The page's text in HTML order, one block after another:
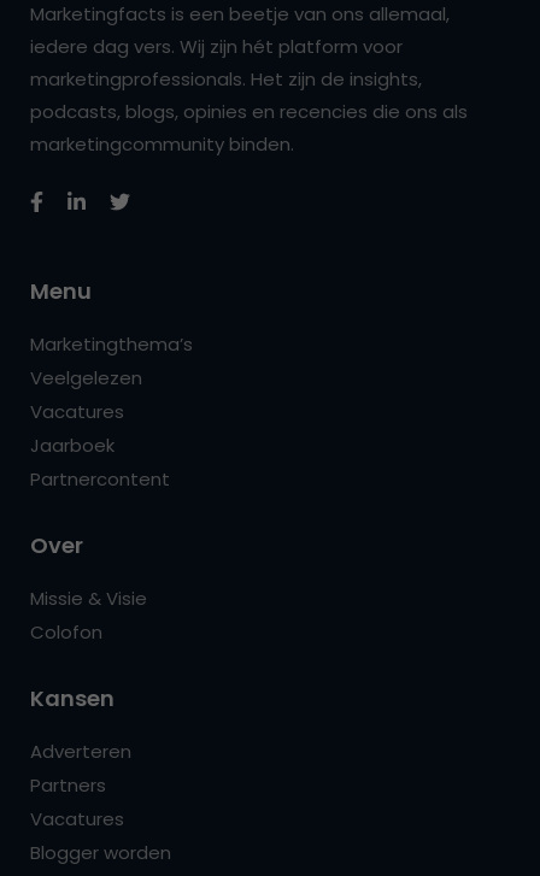
Marketingfacts is een beetje van ons allemaal,
iedere dag vers. Wij zijn hét platform voor
marketingprofessionals. Het zijn de insights,
podcasts, blogs, opinies en recencies die ons als
marketingcommunity binden.
Menu
Marketingthema’s
Veelgelezen
Vacatures
Jaarboek
Partnercontent
Over
Missie & Visie
Colofon
Kansen
Adverteren
Partners
Vacatures
Blogger worden